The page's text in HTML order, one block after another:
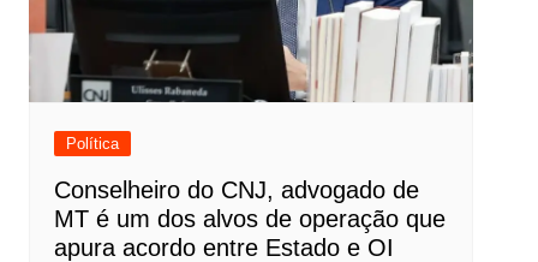
Política
Conselheiro do CNJ, advogado de
MT é um dos alvos de operação que
apura acordo entre Estado e OI